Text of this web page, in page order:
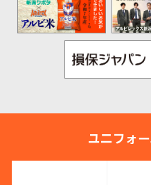
ユニフォ